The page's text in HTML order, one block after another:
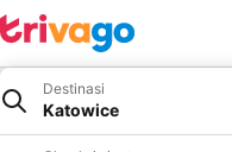
Destinasi
Katowice